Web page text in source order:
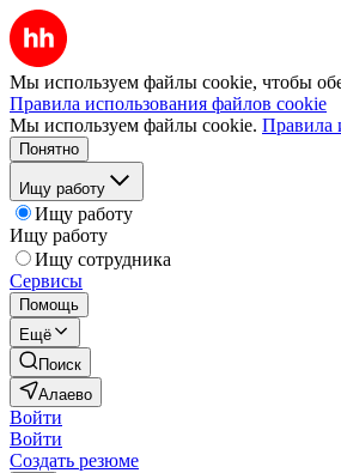
Мы используем файлы cookie, чтобы
Правила использования файлов cookie
Мы используем файлы cookie. Правила
Понятно
Ищу работу
Ищу работу
Ищу работу
Ищу сотрудника
Сервисы
Помощь
Ещё
Поиск
Алаево
Войти
Войти
Создать резюме